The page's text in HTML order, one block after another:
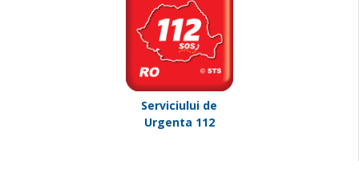
Serviciului de
Urgenta 112